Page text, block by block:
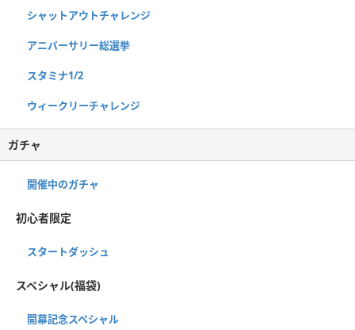
シャットアウトチャレンジ
アニバーサリー総選挙
スタミナ1/2
ウィークリーチャレンジ
ガチャ
開催中のガチャ
初心者限定
スタートダッシュ
スペシャル(福袋)
開幕記念スペシャル